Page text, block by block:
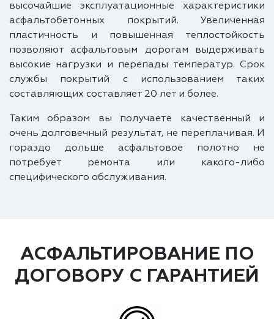
высочайшие эксплуатационные характеристики
асфальтобетонных покрытий. Увеличенная
пластичность и повышенная теплостойкость
позволяют асфальтовым дорогам выдерживать
высокие нагрузки и перепады температур. Срок
службы покрытий с использованием таких
составляющих составляет 20 лет и более.
Таким образом вы получаете качественный и
очень долговечный результат, не переплачивая. И
гораздо дольше асфальтовое полотно не
потребует ремонта или какого-либо
специфического обслуживания.
АСФАЛЬТИРОВАНИЕ ПО
ДОГОВОРУ С ГАРАНТИЕЙ